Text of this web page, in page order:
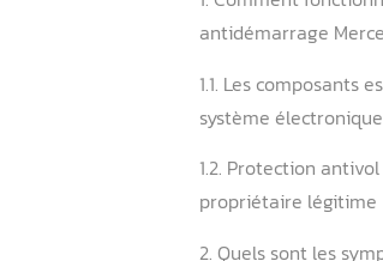
Sommaire
1.
1.1. Les